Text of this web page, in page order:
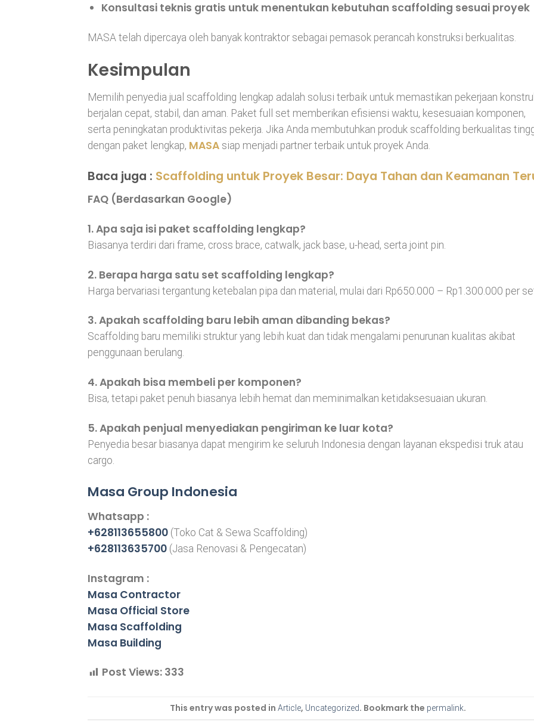
Konsultasi teknis gratis untuk menentukan kebutuhan scaffolding sesuai proyek
MASA telah dipercaya oleh banyak kontraktor sebagai pemasok perancah konstruksi berkualitas.
Kesimpulan
Memilih penyedia jual scaffolding lengkap adalah solusi terbaik untuk memastikan pekerjaan
berjalan cepat, stabil, dan aman. Paket full set memberikan efisiensi waktu, kesesuaian komponen,
serta peningkatan produktivitas pekerja. Jika Anda membutuhkan produk scaffolding berkualitas
dengan paket lengkap, MASA siap menjadi partner terbaik untuk proyek Anda.
Baca juga : Scaffolding untuk Proyek Besar: Daya Tahan dan Keamanan
FAQ (Berdasarkan Google)
1. Apa saja isi paket scaffolding lengkap?
Biasanya terdiri dari frame, cross brace, catwalk, jack base, u-head, serta joint pin.
2. Berapa harga satu set scaffolding lengkap?
Harga bervariasi tergantung ketebalan pipa dan material, mulai dari Rp650.000 – Rp1.300.000 per
3. Apakah scaffolding baru lebih aman dibanding bekas?
Scaffolding baru memiliki struktur yang lebih kuat dan tidak mengalami penurunan kualitas akibat
penggunaan berulang.
4. Apakah bisa membeli per komponen?
Bisa, tetapi paket penuh biasanya lebih hemat dan meminimalkan ketidaksesuaian ukuran.
5. Apakah penjual menyediakan pengiriman ke luar kota?
Penyedia besar biasanya dapat mengirim ke seluruh Indonesia dengan layanan ekspedisi truk atau
cargo.
Masa Group Indonesia
Whatsapp :
+628113655800 (Toko Cat & Sewa Scaffolding)
+628113635700 (Jasa Renovasi & Pengecatan)
Instagram :
Masa Contractor
Masa Official Store
Masa Scaffolding
Masa Building
Post Views: 333
This entry was posted in Article, Uncategorized. Bookmark the permalink.